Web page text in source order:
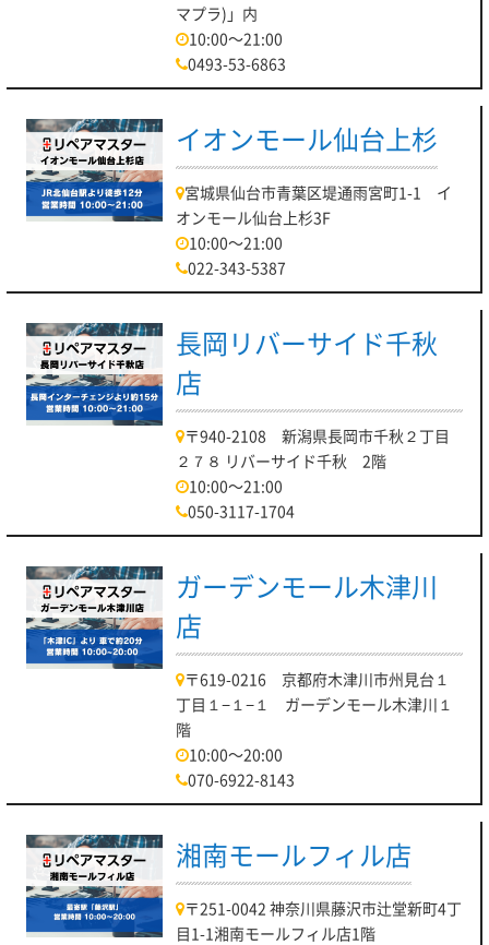
マプラ)」内
10:00～21:00
0493-53-6863
イオンモール仙台上杉
宮城県仙台市青葉区堤通雨宮町1-1 イ
オンモール仙台上杉3F
10:00～21:00
022-343-5387
長岡リバーサイド千秋
店
〒940-2108 新潟県長岡市千秋２丁目
２７８ リバーサイド千秋 2階
10:00～21:00
050-3117-1704
ガーデンモール木津川
店
〒619-0216 京都府木津川市州見台１
丁目１−１−１ ガーデンモール木津川１
階
10:00～20:00
070-6922-8143
湘南モールフィル店
〒251-0042 神奈川県藤沢市辻堂新町4丁
目1-1湘南モールフィル店1階